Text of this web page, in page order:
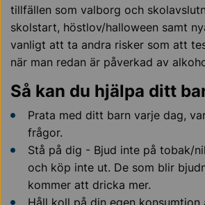
tillfällen som valborg och
skolstart, höstlov/halloween samt
vanligt att ta andra risker som att
när man redan är påverkad av
Så kan du hjälpa ditt
Prata med ditt barn varje dag,
frågor.
Stå på dig - Bjud inte på tobak/
och köp inte ut. De som blir
kommer att dricka mer.
Håll koll på din egen